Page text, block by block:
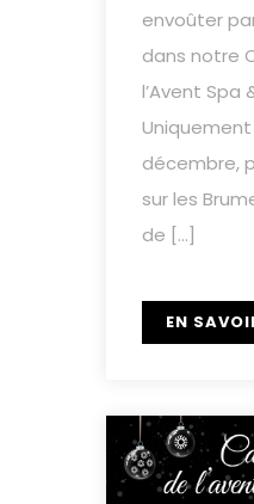
envoûter
dans notre
l’Avent Spa
Uniquement
décembre,
sur les
de […]
EN